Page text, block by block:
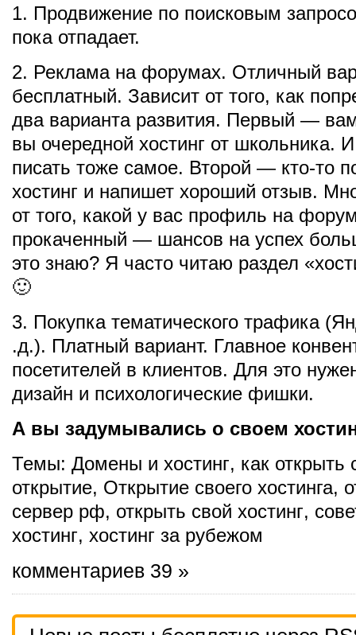
1. Продвижение по поисковым
пока отпадает.
2. Реклама на форумах. Отличный
бесплатный. Зависит от того, как
два варианта развития. Первый —
вы очередной хостинг от школьника.
писать тоже самое. Второй — кто-то
хостинг и напишет хороший отзыв.
от того, какой у вас профиль на
прокаченный — шансов на успех
это знаю? Я часто читаю раздел
🙂
3. Покупка тематического трафика
.д.). Платный вариант. Главное
посетителей в клиентов. Для это
дизайн и психологические фишки.
А вы задумывались о своем
Темы: Домены и хостинг, как открыть
открытие, Открытие своего хостинга,
сервер рф, открыть свой хостинг,
хостинг, хостинг за рубежом
комментариев 39 »